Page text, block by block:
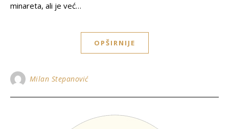
minareta, ali je već…
OPŠIRNIJE
Milan Stepanović